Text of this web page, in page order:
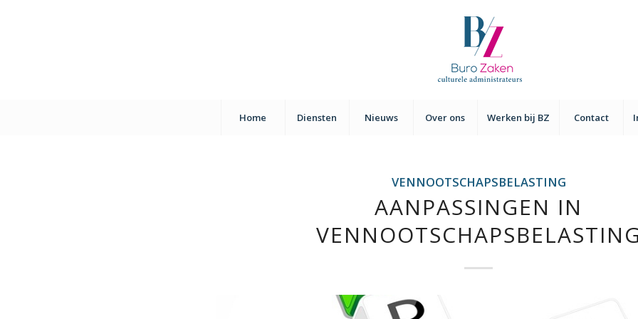
Home Diensten Nieuws Over ons Werken bij BZ Contact
VENNOOTSCHAPSBELASTING
AANPASSINGEN IN
VENNOOTSCHAPSBELASTING